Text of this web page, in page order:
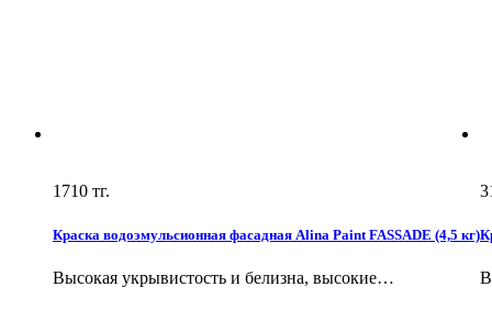
1710 тг.
Краска водоэмульсионная фасадная Alina Paint FASSADE (4,5 кг)
Высокая укрывистость и белизна, высокие…